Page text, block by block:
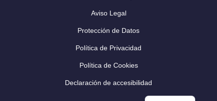
Aviso Legal
Protección de Datos
Política de Privacidad
Política de Cookies
Declaración de accesibilidad